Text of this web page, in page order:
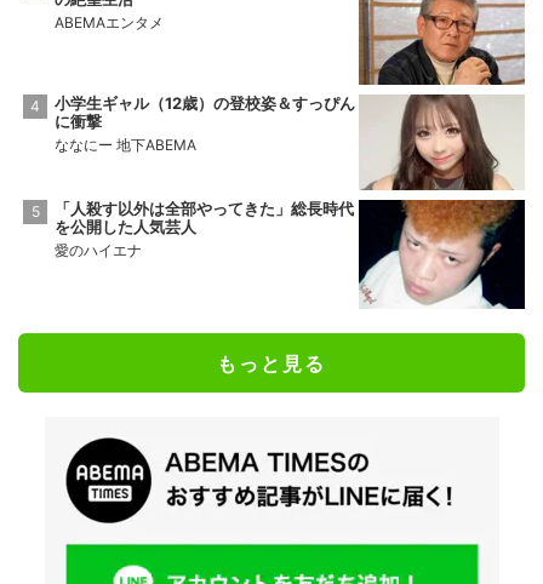
ABEMAエンタメ
小学生ギャル（12歳）の登校姿＆すっぴん
に衝撃
ななにー 地下ABEMA
「人殺す以外は全部やってきた」総長時代
を公開した人気芸人
愛のハイエナ
もっと見る